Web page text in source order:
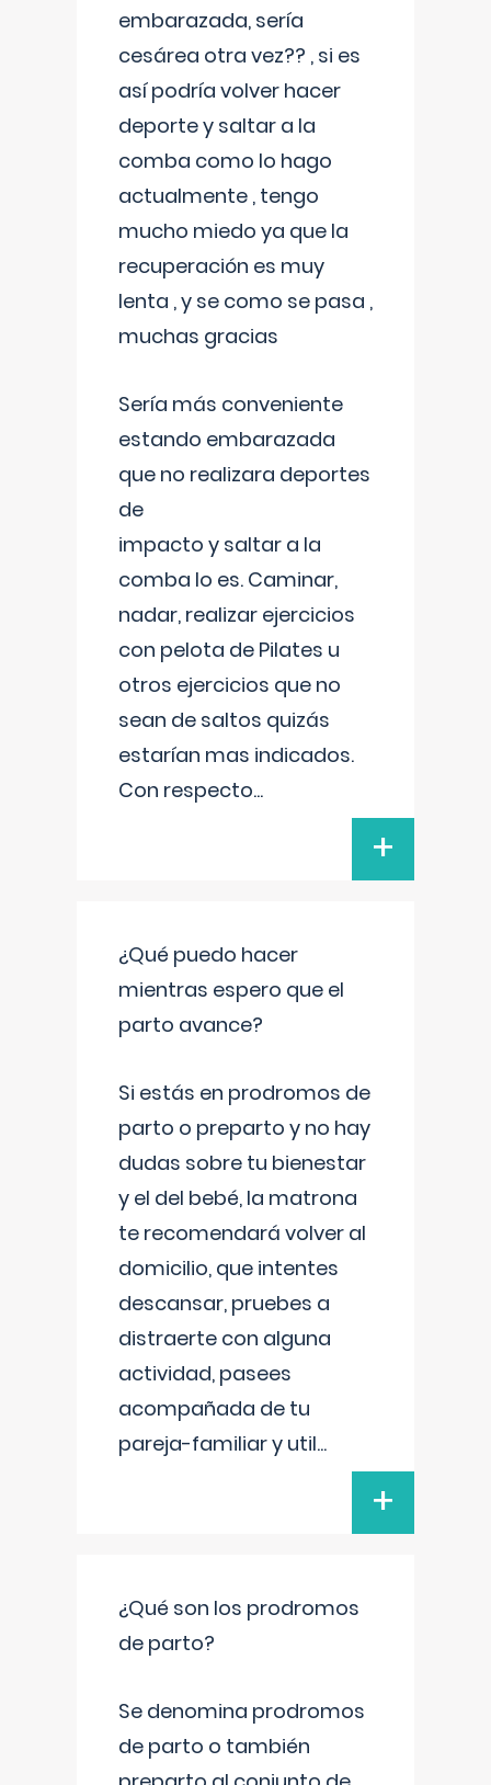
embarazada, sería
cesárea otra vez?? , si es
así podría volver hacer
deporte y saltar a la
comba como lo hago
actualmente , tengo
mucho miedo ya que la
recuperación es muy
lenta , y se como se pasa ,
muchas gracias
Sería más conveniente
estando embarazada
que no realizara deportes
de
impacto y saltar a la
comba lo es. Caminar,
nadar, realizar ejercicios
con pelota de Pilates u
otros ejercicios que no
sean de saltos quizás
estarían mas indicados.
Con respecto...
+
¿Qué puedo hacer
mientras espero que el
parto avance?
Si estás en prodromos de
parto o preparto y no hay
dudas sobre tu bienestar
y el del bebé, la matrona
te recomendará volver al
domicilio, que intentes
descansar, pruebes a
distraerte con alguna
actividad, pasees
acompañada de tu
pareja-familiar y util...
+
¿Qué son los prodromos
de parto?
Se denomina prodromos
de parto o también